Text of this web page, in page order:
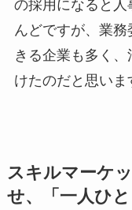
の採用になると人
んどですが、業
きる企業も多く
けたのだと思いま
スキルマーケ
せ、「一人ひ